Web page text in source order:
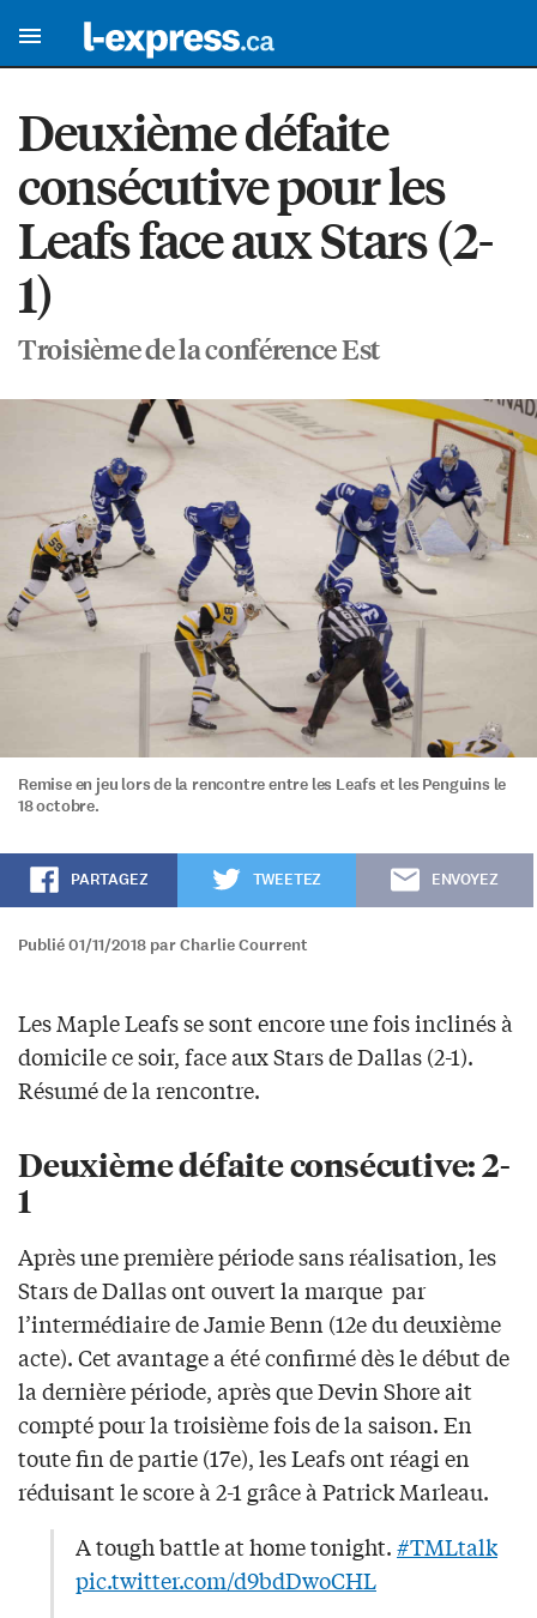
Deuxième défaite
consécutive pour les
Leafs face aux Stars (2-
1)
Troisième de la conférence Est
Remise en jeu lors de la rencontre entre les Leafs et les Penguins le
18 octobre.
PARTAGEZ TWEETEZ ENVOYEZ
Publié 01/11/2018 par Charlie Courrent
Les Maple Leafs se sont encore une fois inclinés à
domicile ce soir, face aux Stars de Dallas (2-1).
Résumé de la rencontre.
Deuxième défaite consécutive: 2-
1
Après une première période sans réalisation, les
Stars de Dallas ont ouvert la marque par
l’intermédiaire de Jamie Benn (12e du deuxième
acte). Cet avantage a été confirmé dès le début de
la dernière période, après que Devin Shore ait
compté pour la troisième fois de la saison. En
toute fin de partie (17e), les Leafs ont réagi en
réduisant le score à 2-1 grâce à Patrick Marleau.
A tough battle at home tonight.#TMLtalk
pic.twitter.com/d9bdDwoCHL